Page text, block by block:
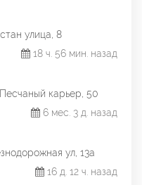
улица, 8
18 ч. 56 мин. назад
карьер, 50
6 мес. 3 д. назад
ул, 13а
16 д. 12 ч. назад